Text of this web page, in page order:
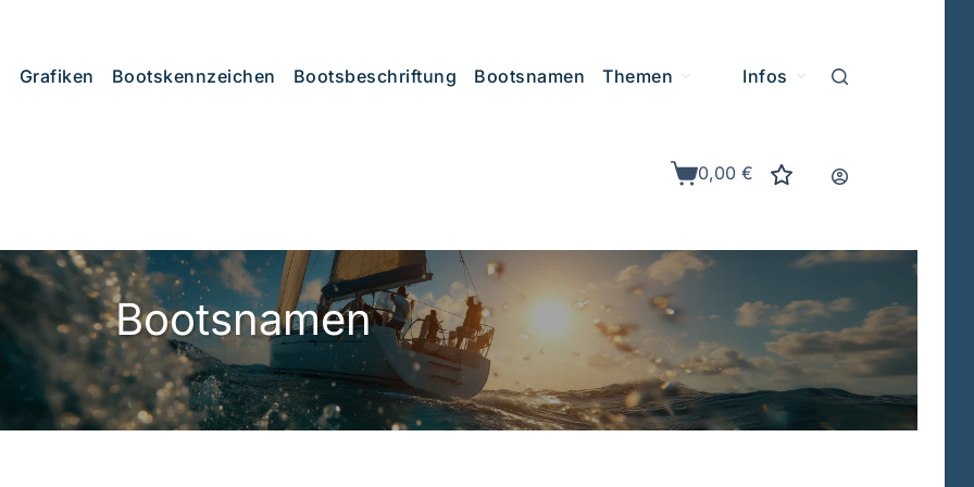
Grafiken Bootskennzeichen Bootsbeschriftung Bootsnamen Themen Infos
Warenkorb
0,00€
Bootsnamen